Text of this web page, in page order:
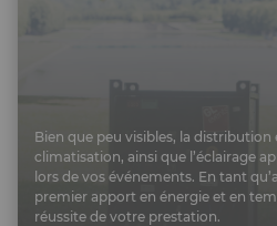
Bien que peu visibles, la distribution
climatisation, ainsi que l’éclairage
lors de vos événements. En tant
premier apport en énergie et en
réussite de votre prestation.